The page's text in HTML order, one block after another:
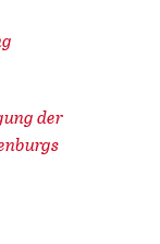
der